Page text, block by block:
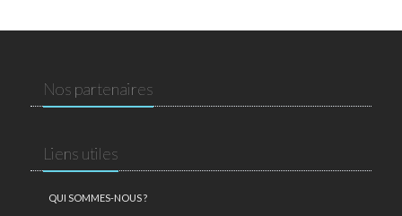
Nos partenaires
Liens utiles
QUI SOMMES-NOUS ?